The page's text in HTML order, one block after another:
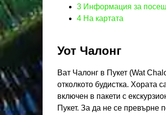
3 Информация за
4 На картата
Уот Чалонг
Ват Чалонг в Пукет (Wat
отколкото будистка. Хората
включен в пакети с
Пукет. За да не се превърне